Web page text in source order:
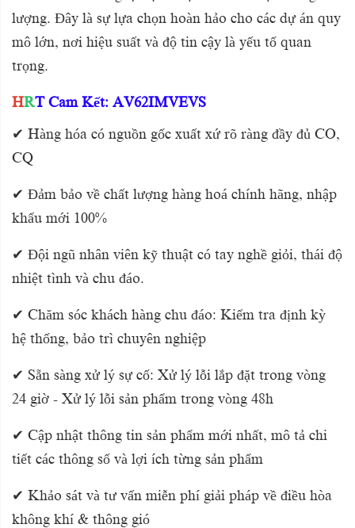
lượng. Đây là sự lựa chọn hoàn hảo cho các dự án quy
mô lớn, nơi hiệu suất và độ tin cậy là yếu tố quan
trọng.
HRT Cam Kết: AV62IMVEVS
✔ Hàng hóa có nguồn gốc xuất xứ rõ ràng đầy đủ CO,
CQ
✔ Đảm bảo về chất lượng hàng hoá chính hãng, nhập
khẩu mới 100%
✔ Đội ngũ nhân viên kỹ thuật có tay nghề giỏi, thái độ
nhiệt tình và chu đáo.
✔ Chăm sóc khách hàng chu đáo: Kiểm tra định kỳ
hệ thống, bảo trì chuyên nghiệp
✔ Sẵn sàng xử lý sự cố: Xử lý lỗi lắp đặt trong vòng
24 giờ - Xử lý lỗi sản phẩm trong vòng 48h
✔ Cập nhật thông tin sản phẩm mới nhất, mô tả chi
tiết các thông số và lợi ích từng sản phẩm
✔ Khảo sát và tư vấn miễn phí giải pháp về điều hòa
không khí & thông gió